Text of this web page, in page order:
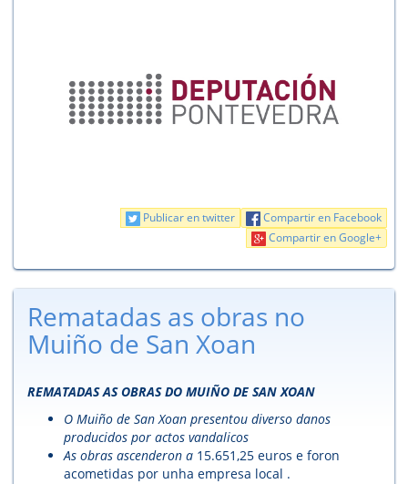
Compartir en Facebook
Publicar en twitter
Compartir en Google+
Rematadas as obras no
Muiño de San Xoan
REMATADAS AS OBRAS DO MUIÑO DE SAN XOAN
O Muiño de San Xoan presentou diverso danos
producidos por actos vandalicos
As obras ascenderon a 15.651,25 euros e foron
acometidas por unha empresa local .